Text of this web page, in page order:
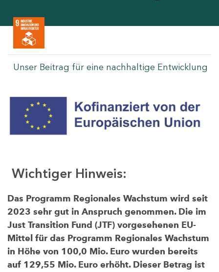
Unser Beitrag für eine nachhaltige Entwicklung
Wichtiger Hinweis:
Das Programm Regionales Wachstum wird seit
2023 sehr gut in Anspruch genommen. Die im
Just Transition Fund (JTF) vorgesehenen EU-
Mittel für das Programm Regionales Wachstum
in Höhe von 100,0 Mio. Euro wurden bereits
auf 129,55 Mio. Euro erhöht. Dieser Betrag ist